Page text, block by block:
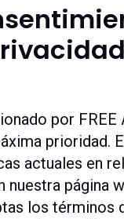
por FREE
prioridad.
actuales en
página
los términos